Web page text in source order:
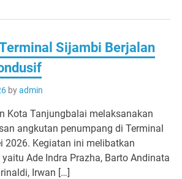
Sijambi Berjalan
byadmin
Kota Tanjungbalai melaksanakan
angkutan penumpang di Terminal
2026. Kegiatan ini melibatkan
Ade Indra Prazha, Barto Andinata
Irwan […]